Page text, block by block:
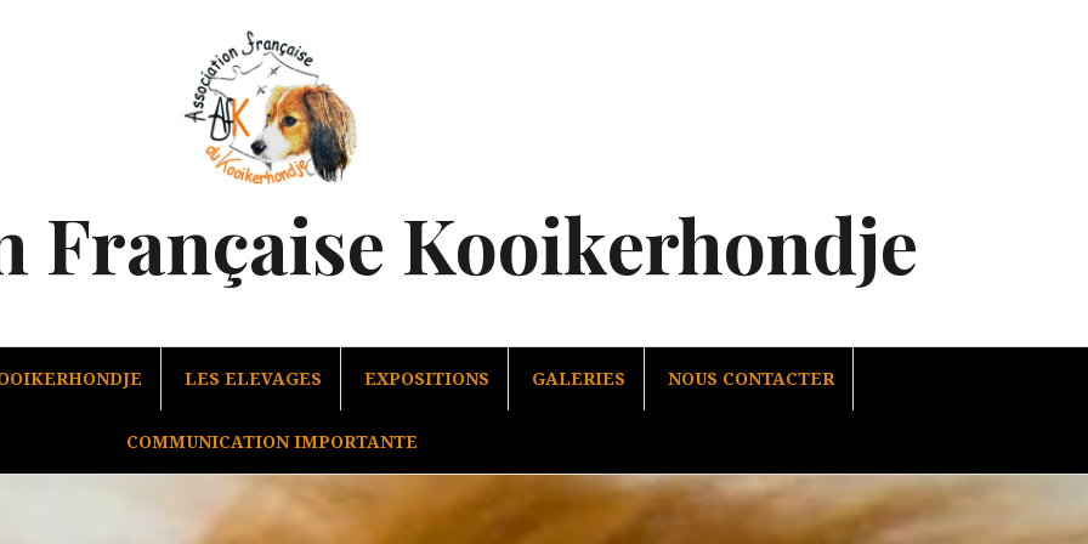
Française Kooikerhondje
LES ELEVAGES EXPOSITIONS GALERIES NOUS CONTACTER
COMMUNICATION IMPORTANTE